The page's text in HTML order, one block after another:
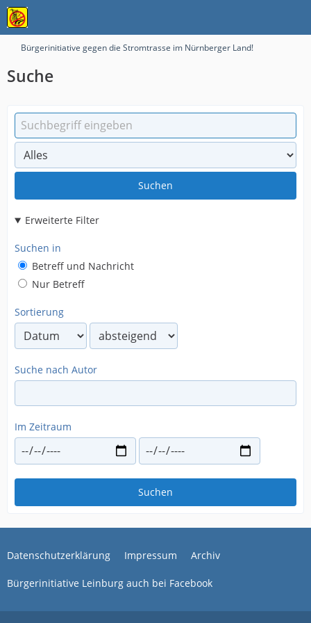
Bürgerinitiative gegen die Stromtrasse im Nürnberger Land!
Suche
Suchen
Erweiterte Filter
Suchen in
Betreff und Nachricht
Nur Betreff
Sortierung
Suche nach Autor
Im Zeitraum
Suchen
Datenschutzerklärung Impressum Archiv
Bürgerinitiative Leinburg auch bei Facebook